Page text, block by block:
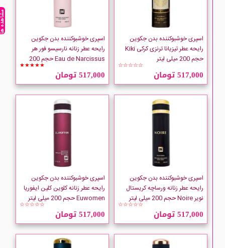
Malizia
Mitchum
Nasomatto
NIFTY
NIVEA
Old Spice
Oriflame
Prestige
Qwix
اسپری خوشبوکننده بدن جکوین
رایحه عطر تیزیانا ترنزی کرکی Kiki
حجم 200 میلی لیتر
☆☆☆☆☆
517,000 تومان
اسپری خوشبوکننده بدن جکوین
رایحه عطر زنانه نارسیسو فور هر
Eau de Narcissus حجم 200
★★★★★
517,000 تومان
اسپری خوشبوکننده بدن جکوین
رایحه عطر زنانه ورساچه کریستال
نویر Noire حجم 200 میلی لیتر
☆☆☆☆☆
517,000 تومان
اسپری خوشبوکننده بدن جکوین
رایحه عطر زنانه کلوین کلین ایفوریا
Euwomen حجم 200 میلی لیتر
☆☆☆☆☆
517,000 تومان